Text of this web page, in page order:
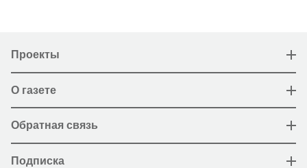
Проекты
О газете
Обратная связь
Подписка